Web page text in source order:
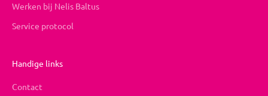
Werken bij Nelis Baltus
Service protocol
Handige links
Contact